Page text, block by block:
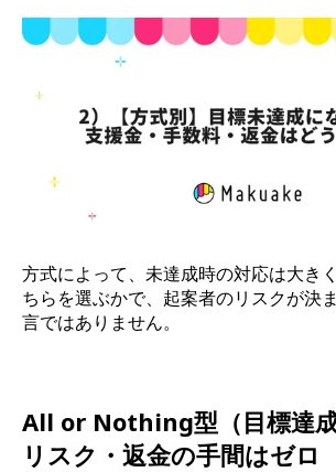
方式によって、未達成時の対応は大き
ちらを選ぶかで、起案者のリスクが決
言ではありません。
All or Nothing型（目標達
リスク・返金の手間はゼロ